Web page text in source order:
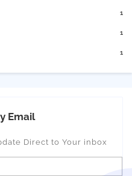
1
1
1
Email
Direct to Your inbox